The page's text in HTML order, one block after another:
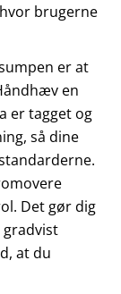
brugerne
er at
en
er tagget og
så dine
Det gør dig
gradvist
at du